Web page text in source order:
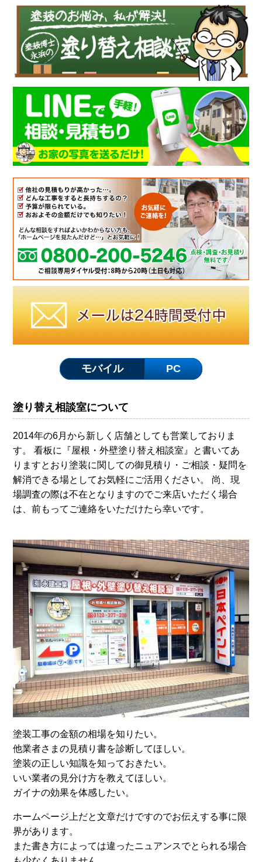
モバイル PC
塗り替え相談室について
2014年の6月から新しく店舗としても営業しておりま
す。 看板に『屋根・外壁塗り替え相談室』と書いてあ
りますとおり塗装に関しての御見積り・ご相談・疑問を
解消できる場としてお気軽にご活用ください。 尚、現
場調査の際は不在となりますのでご来店いただく場合
は、前もってご連絡をいただけたら幸いです。
塗装工事の金額の相場を知りたい。
他業者さまの見積り書を診断してほしい。
塗装の正しい知識を知っておきたい。
いい業者の見分け方を教えてほしい。
ガイナの効果を体感したい。
ホームページ上だと文章だけですのでお伝えする事に限
界があります。
また書き方によっては違ったニュアンスでとられる場合